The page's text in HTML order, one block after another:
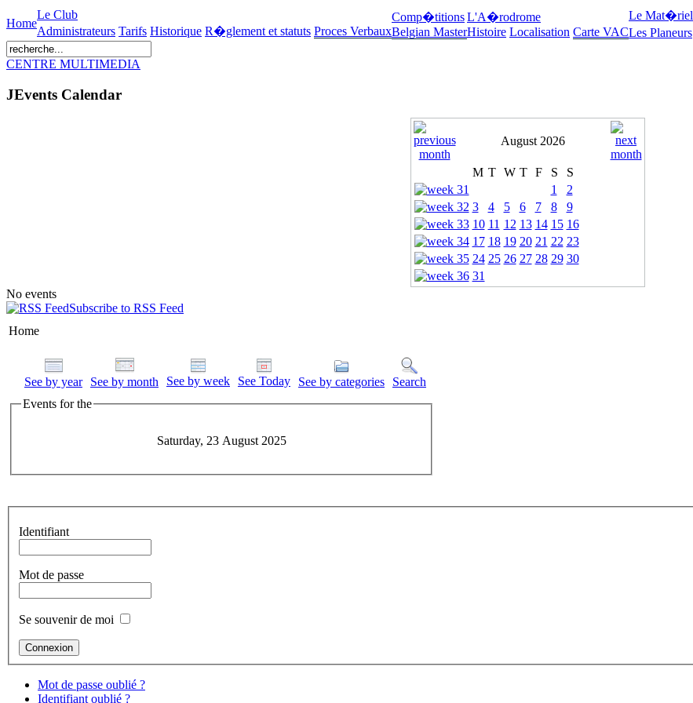
Home
Le Club
Administrateurs Tarifs Historique R�glement et statuts Proces Verbaux
Comp�titions
Belgian Master
L'A�rodrome
Histoire Localisation Carte VAC
Le Mat�riel
Les Planeurs
CENTRE MULTIMEDIA
JEvents Calendar
August 2026
M T W T F S
S
1
2
3
4 5 6 7 8
9
10 11 12 13 14 15 16
17 18 19 20 21 22 23
24 25 26 27 28 29 30
31
No events
Subscribe to RSS Feed
Home
See by year See by month See by week See Today See by categories
Search
Events for the
Saturday, 23 August 2025
Identifiant
Mot de passe
Se souvenir de moi
Mot de passe oublié ?
Identifiant oublié ?